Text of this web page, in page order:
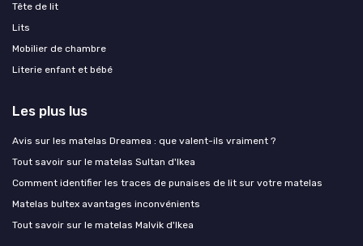
Tête de lit
Lits
Mobilier de chambre
Literie enfant et bébé
Les plus lus
Avis sur les matelas Dreamea : que valent-ils vraiment ?
Tout savoir sur le matelas Sultan d'Ikea
Comment identifier les traces de punaises de lit sur votre matelas
Matelas bultex avantages inconvénients
Tout savoir sur le matelas Malvik d'Ikea